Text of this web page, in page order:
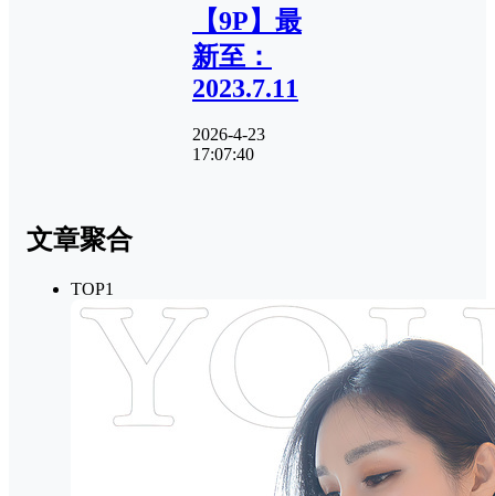
【9P】最
新至：
2023.7.11
2026-4-23
17:07:40
文章聚合
TOP1